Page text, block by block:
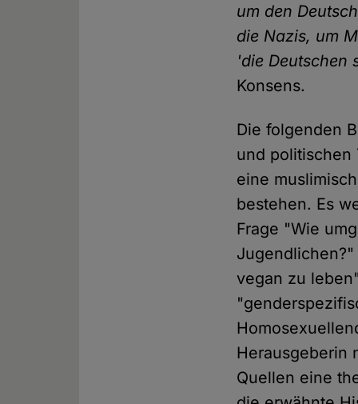
um den
die Nazis, um
'die Deutschen
Konsens.
Die folgenden
und politischen
eine
bestehen. Es
Frage "Wie
Jugendlichen?"
vegan zu
Herausgeberin
Quellen eine